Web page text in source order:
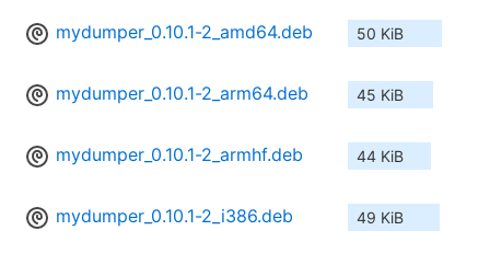
mydumper_0.10.1-2_amd64.deb 50 KiB
mydumper_0.10.1-2_arm64.deb 45 KiB
mydumper_0.10.1-2_armhf.deb 44 KiB
mydumper_0.10.1-2_i386.deb 49 KiB